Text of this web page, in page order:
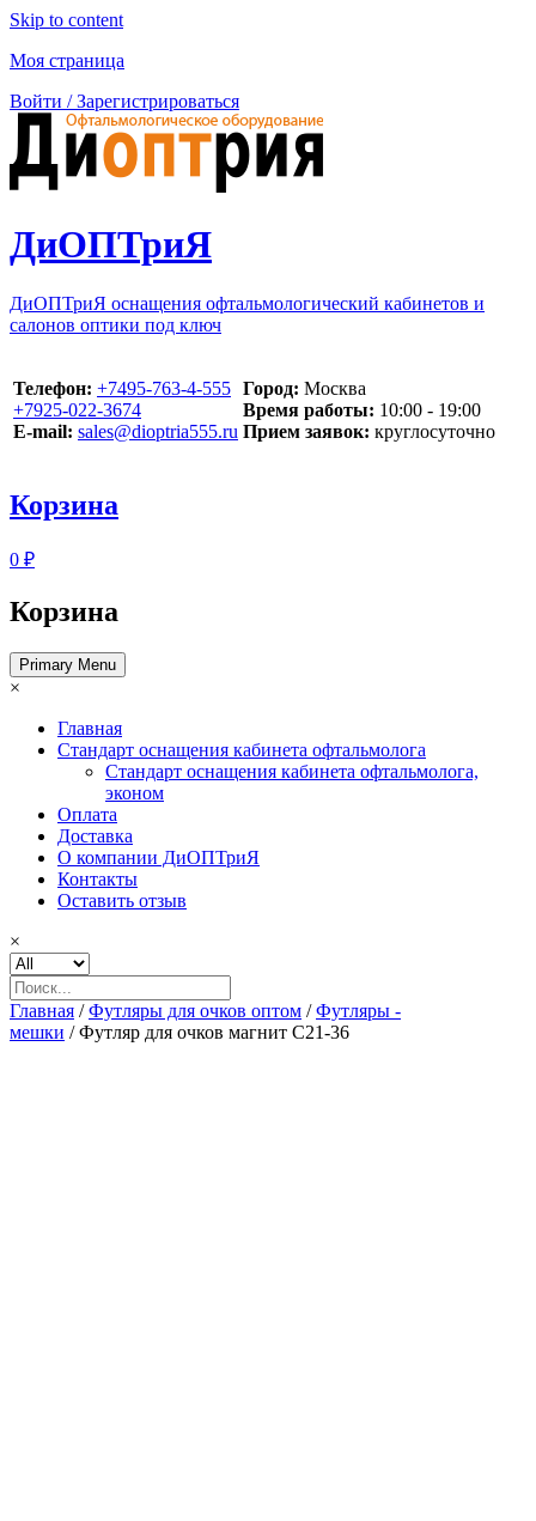
Skip to content
Моя страница
Войти / Зарегистрироваться
ДиОПТриЯ
ДиОПТриЯ оснащения офтальмологический кабинетов и
салонов оптики под ключ
Телефон: ‪+7495-763-4-555‬
‪+7925-022-3674‬
E-mail: sales@dioptria555.ru
Город: Москва
Время работы: 10:00 - 19:00
Прием заявок: круглосуточно
Корзина
0 ₽
Корзина
Primary Menu
×
Главная
Стандарт оснащения кабинета офтальмолога
Стандарт оснащения кабинета офтальмолога,
эконом
Оплата
Доставка
О компании ДиОПТриЯ
Контакты
Оставить отзыв
×
Главная /Футляры для очков оптом /Футляры -
мешки / Футляр для очков магнит C21-36